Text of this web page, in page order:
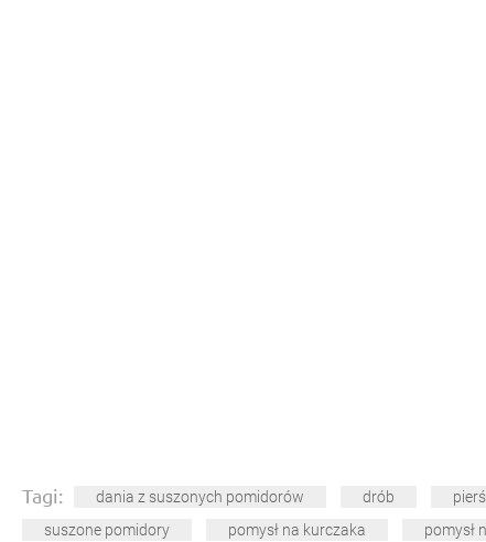
Tagi: dania z suszonych pomidorów drób
suszone pomidory
pomysł na kurczaka pomysł